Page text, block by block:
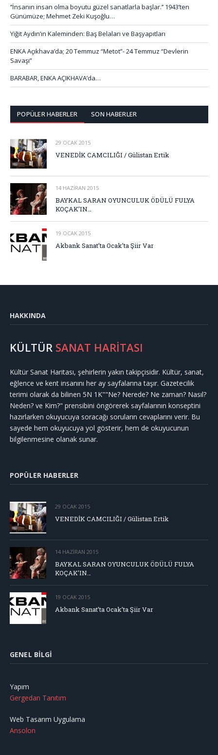
‘’İnsanın insan olma boyutu güzel sanatlarla başlar.’’ 1943’ten
Günümüze; Mehmet Zeki Kuşoğlu…
Yiğit Aydın’ın Kaleminden: Baş Belaları ve Başyapıtları
ENKA Açıkhava’da; 20 Temmuz “Metot”- 24 Temmuz “Devlerin
Savaşı”
BARABAR, ENKA AÇIKHAVA’da…
POPÜLER HABERLER SON HABERLER
29 OCAK 2015
VENEDİK CAMCILIĞI / Gülistan Ertik
14 HAZIRAN 2015
BAYKAL SARAN OYUNCULUK ÖDÜLÜ FULYA
KOÇAK’IN…
19 OCAK 2015
Akbank Sanat’ta Ocak’ta Şiir Var
HAKKINDA
KÜLTÜR SANAT HARİTASI
Kültür Sanat Haritası, şehirlerin yakın takipçisidir. Kültür, sanat,
eğlence ve kent insanını her ay sayfalarına taşır. Gazetecilik
terimi olarak da bilinen 5N 1K""Ne? Nerede? Ne zaman? Nasıl?
Neden? ve Kim?" prensibini öngörerek sayfalarının konseptini
hazırlarken okuyucuya soracağı soruların cevaplarını verir. Bu
sayede hem okuyucuya yol gösterir, hem de okuyucunun
bilgilenmesine olanak sunar.
POPÜLER HABERLER
29 OCAK 2015
VENEDİK CAMCILIĞI / Gülistan Ertik
14 HAZIRAN 2015
BAYKAL SARAN OYUNCULUK ÖDÜLÜ FULYA
KOÇAK’IN…
19 OCAK 2015
Akbank Sanat’ta Ocak’ta Şiir Var
GENEL BILGI
Yapım
Gergedan Tanıtım
Web Tasarım Uygulama
Ansolon